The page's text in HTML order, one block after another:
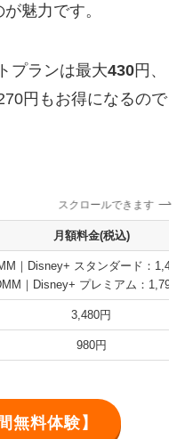
魅力です。
プランは最大430円、
円もお得になるので
スクロールできます
月額料金(税込)
｜Disney+ スタンダード：
｜Disney+ プレミアム：1,790
3,480円
980円
無料体験】